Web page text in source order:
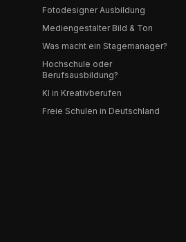
Fotodesigner Ausbildung
Mediengestalter Bild & Ton
Was macht ein Stagemanager?
Hochschule oder
Berufsausbildung?
KI in Kreativberufen
Freie Schulen in Deutschland